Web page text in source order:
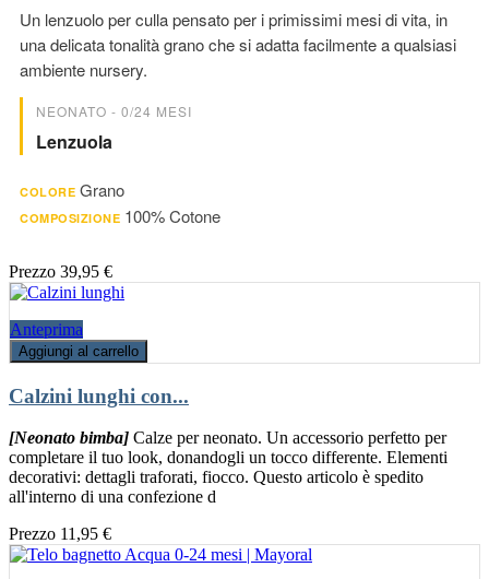
Un lenzuolo per culla pensato per i primissimi mesi di vita, in
una delicata tonalità grano che si adatta facilmente a qualsiasi
ambiente nursery.
NEONATO - 0/24 MESI
Lenzuola
COLORE Grano
COMPOSIZIONE 100% Cotone
Prezzo 39,95 €
Anteprima
Aggiungi al carrello
Calzini lunghi con...
[Neonato bimba] Calze per neonato. Un accessorio perfetto per
completare il tuo look, donandogli un tocco differente. Elementi
decorativi: dettagli traforati, fiocco. Questo articolo è spedito
all'interno di una confezione d
Prezzo 11,95 €